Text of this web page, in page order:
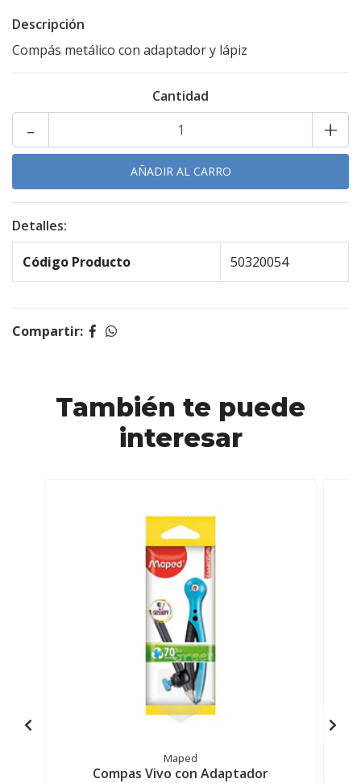
Descripción
Compás metálico con adaptador y lápiz
Cantidad
+
-
Detalles:
Código Producto 50320054
Compartir:
También te puede
interesar
Maped
Compas Vivo con Adaptador